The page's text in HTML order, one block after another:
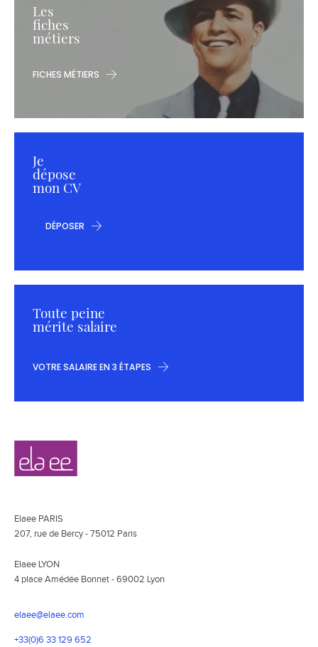
Les
fiches
métiers
FICHES MÉTIERS
Je
dépose
mon CV
DÉPOSER
Toute peine
mérite salaire
VOTRE SALAIRE EN 3 ÉTAPES
Navigation
secondaire
Elaee
Elaee PARIS
207, rue de Bercy - 75012 Paris
Elaee LYON
4 place Amédée Bonnet - 69002 Lyon
elaee@elaee.com
+33(0)6 33 129 652